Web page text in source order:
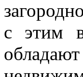
с этим